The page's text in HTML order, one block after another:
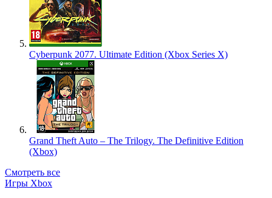
Cyberpunk 2077. Ultimate Edition (Xbox Series X)
Grand Theft Auto – The Trilogy. The Definitive Edition
(Xbox)
Смотреть все
Игры Xbox